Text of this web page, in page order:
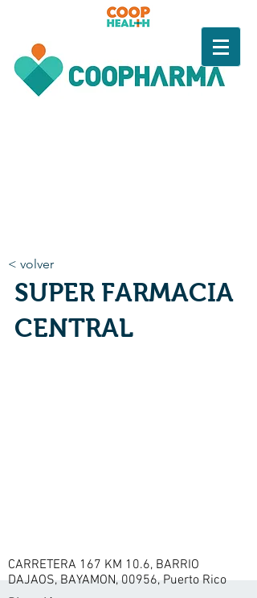
< volver
SUPER FARMACIA
CENTRAL
CARRETERA 167 KM 10.6, BARRIO
DAJAOS, BAYAMON, 00956, Puerto Rico